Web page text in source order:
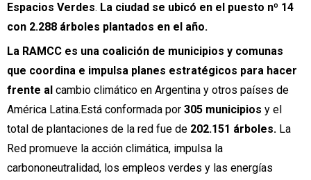
Espacios Verdes. La ciudad se ubicó en el puesto nº 14
con 2.288 árboles plantados en el año.
La RAMCC es una coalición de municipios y comunas
que coordina e impulsa planes estratégicos para hacer
frente al cambio climático en Argentina y otros países de
América Latina.Está conformada por 305 municipios y el
total de plantaciones de la red fue de 202.151 árboles. La
Red promueve la acción climática, impulsa la
carbononeutralidad, los empleos verdes y las energías